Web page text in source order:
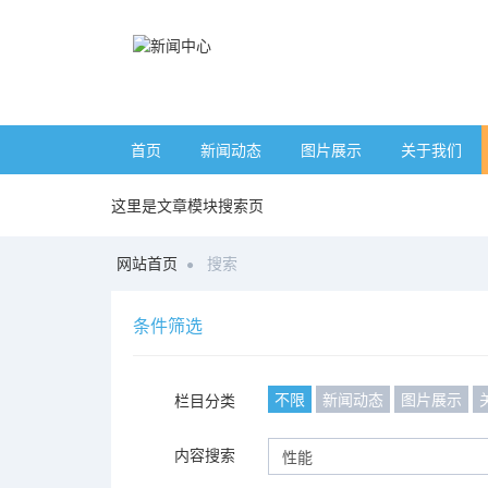
首页 新闻动态 图片展示 关于我们
这里是文章模块搜索页
网站首页 搜索
条件筛选
栏目分类 不限 新闻动态 图片展示
内容搜索